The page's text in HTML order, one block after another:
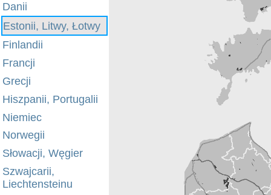
Danii
Estonii, Litwy, Łotwy
Finlandii
Francji
Grecji
Hiszpanii, Portugalii
Niemiec
Norwegii
Słowacji, Węgier
Szwajcarii,
Liechtensteinu